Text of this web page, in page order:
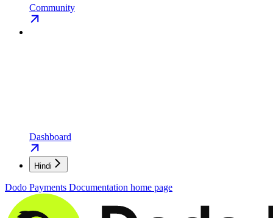
Community
Dashboard
Hindi
Dodo Payments Documentation home page